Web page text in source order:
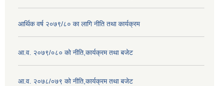
आर्थिक वर्ष २०७९/८० का लागि नीति तथा कार्यक्रम
आ.व. २०७९/०८० को नीति,कार्यक्रम तथा बजेट
आ.व. २०७८/०७९ को नीति,कार्यक्रम तथा बजेट